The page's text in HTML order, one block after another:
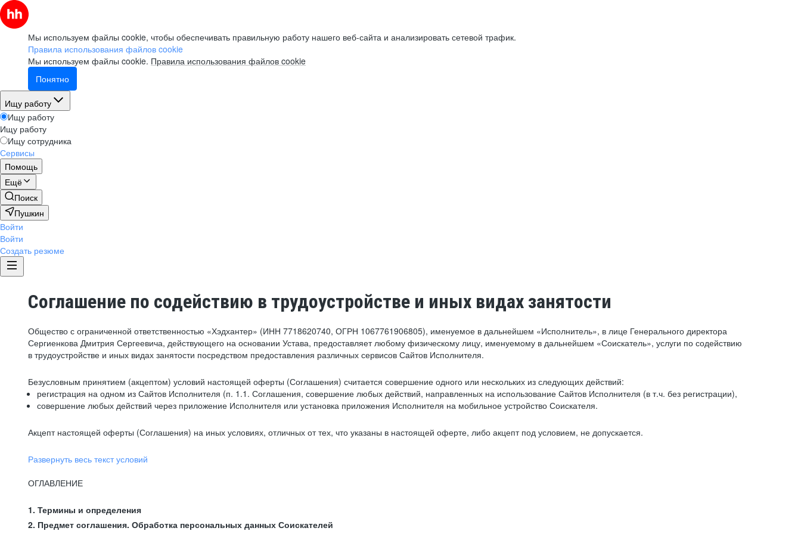
Мы используем файлы cookie, чтобы обеспечивать правильную работу нашего веб-сайта и анализировать сетевой трафик.
Правила использования файлов cookie
Мы используем файлы cookie. Правила использования файлов cookie
Понятно
Ищу работу
Ищу работу
Ищу работу
Ищу сотрудника
Сервисы
Помощь
Ещё
Поиск
Пушкин
Войти
Войти
Создать резюме
Соглашение по содействию в трудоустройстве и иных видах занятости
Общество с ограниченной ответственностью «Хэдхантер» (ИНН 7718620740, ОГРН 1067761906805), именуемое в дальнейшем «Исполнитель», в лице Генерального директора
Сергиенкова Дмитрия Сергеевича, действующего на основании Устава, предоставляет любому физическому лицу, именуемому в дальнейшем «Соискатель», услуги по содействию
в трудоустройстве и иных видах занятости посредством предоставления различных сервисов Сайтов Исполнителя.
Безусловным принятием (акцептом) условий настоящей оферты (Соглашения) считается совершение одного или нескольких из следующих действий:
регистрация на одном из Сайтов Исполнителя (п. 1.1. Соглашения, совершение любых действий, направленных на использование Сайтов Исполнителя (в т.ч. без регистрации),
совершение любых действий через приложение Исполнителя или установка приложения Исполнителя на мобильное устройство Соискателя.
Акцепт настоящей оферты (Соглашения) на иных условиях, отличных от тех, что указаны в настоящей оферте, либо акцепт под условием, не допускается.
Развернуть весь текст условий
ОГЛАВЛЕНИЕ
1. Термины и определения
2. Предмет соглашения. Обработка персональных данных Соискателей